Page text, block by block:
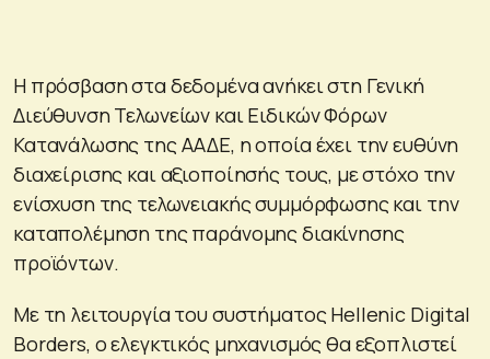
Η πρόσβαση στα δεδομένα ανήκει στη Γενική
Διεύθυνση Τελωνείων και Ειδικών Φόρων
Κατανάλωσης της ΑΑΔΕ, η οποία έχει την ευθύνη
διαχείρισης και αξιοποίησής τους, με στόχο την
ενίσχυση της τελωνειακής συμμόρφωσης και την
καταπολέμηση της παράνομης διακίνησης
προϊόντων.
Με τη λειτουργία του συστήματος Hellenic Digital
Borders, ο ελεγκτικός μηχανισμός θα εξοπλιστεί